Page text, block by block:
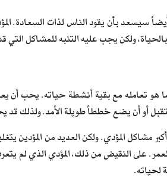
سيسعد بأن يقود الناس لذات السعادة.
ولكن يجب عليه التنبه للمشاكل
كما هو تعامله مع بقية أنشطة حياته.
أو أن يضع خططاً طويلة الأمد. ولذلك قد
مشاكل المؤدي. ولكن العديد من المؤدين
على النقيض من ذلك، المؤدي الذي لم
لحياته.